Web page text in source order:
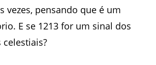
vezes, pensando que é um
E se 1213 for um sinal dos